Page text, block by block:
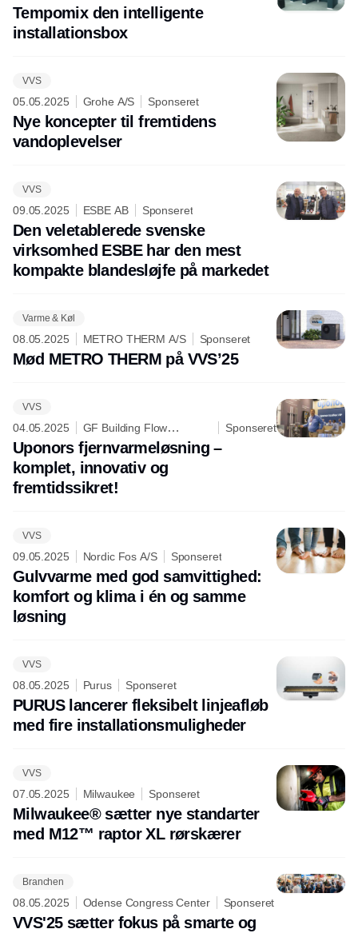
Tempomix den intelligente
installationsbox
VVS
05.05.2025 Grohe A/S Sponseret
Nye koncepter til fremtidens
vandoplevelser
VVS
09.05.2025 ESBE AB Sponseret
Den veletablerede svenske
virksomhed ESBE har den mest
kompakte blandesløjfe på markedet
Varme & Køl
08.05.2025 METRO THERM A/S Sponseret
Mød METRO THERM på VVS’25
VVS
04.05.2025
GF Building Flow
Solutions (Uponor A/S)
Sponseret
Uponors fjernvarmeløsning –
komplet, innovativ og
fremtidssikret!
VVS
09.05.2025 Nordic Fos A/S Sponseret
Gulvvarme med god samvittighed:
komfort og klima i én og samme
løsning
VVS
08.05.2025 Purus Sponseret
PURUS lancerer fleksibelt linjeafløb
med fire installationsmuligheder
VVS
07.05.2025 Milwaukee Sponseret
Milwaukee® sætter nye standarter
med M12™ raptor XL rørskærer
Branchen
08.05.2025 Odense Congress Center Sponseret
VVS'25 sætter fokus på smarte og